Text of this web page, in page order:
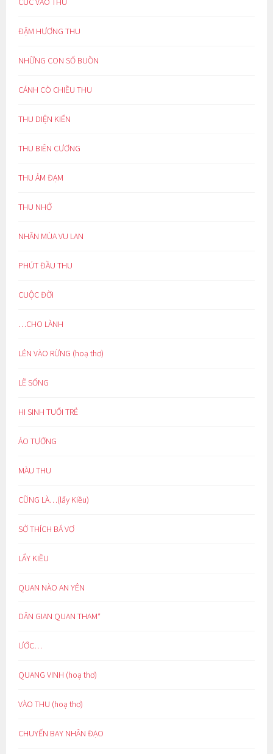
ĐẬM HƯƠNG THU
NHỮNG CON SỐ BUỒN
CÁNH CÒ CHIỀU THU
THU DIỆN KIẾN
THU BIÊN CƯƠNG
THU ẢM ĐẠM
THU NHỚ
NHÂN MÙA VU LAN
PHÚT ĐẦU THU
CUỘC ĐỜI
…CHO LÀNH
LẺN VÀO RỪNG (hoạ thơ)
LẼ SỐNG
HI SINH TUỔI TRẺ
ẢO TƯỞNG
MÀU THU
CŨNG LÀ…(lẩy Kiều)
SỞ THÍCH BÁ VƠ
LẨY KIỀU
QUAN NÀO AN YÊN
DÂN GIAN QUAN THAM*
ƯỚC…
QUANG VINH (hoạ thơ)
VÀO THU (hoạ thơ)
CHUYẾN BAY NHÂN ĐẠO